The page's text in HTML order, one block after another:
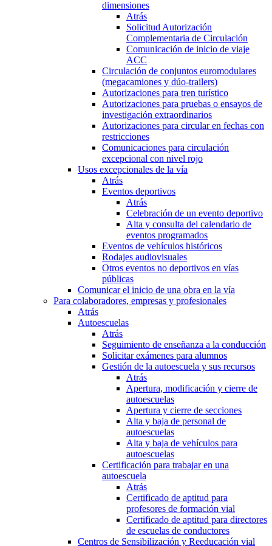
dimensiones
Atrás
Solicitud Autorización
Complementaria de Circulación
Comunicación de inicio de viaje
ACC
Circulación de conjuntos euromodulares
(megacamiones y dúo-trailers)
Autorizaciones para tren turístico
Autorizaciones para pruebas o ensayos de
investigación extraordinarios
Autorizaciones para circular en fechas con
restricciones
Comunicaciones para circulación
excepcional con nivel rojo
Usos excepcionales de la vía
Atrás
Eventos deportivos
Atrás
Celebración de un evento deportivo
Alta y consulta del calendario de
eventos programados
Eventos de vehículos históricos
Rodajes audiovisuales
Otros eventos no deportivos en vías
públicas
Comunicar el inicio de una obra en la vía
Para colaboradores, empresas y profesionales
Atrás
Autoescuelas
Atrás
Seguimiento de enseñanza a la conducción
Solicitar exámenes para alumnos
Gestión de la autoescuela y sus recursos
Atrás
Apertura, modificación y cierre de
autoescuelas
Apertura y cierre de secciones
Alta y baja de personal de
autoescuelas
Alta y baja de vehículos para
autoescuelas
Certificación para trabajar en una
autoescuela
Atrás
Certificado de aptitud para
profesores de formación vial
Certificado de aptitud para directores
de escuelas de conductores
Centros de Sensibilización y Reeducación vial